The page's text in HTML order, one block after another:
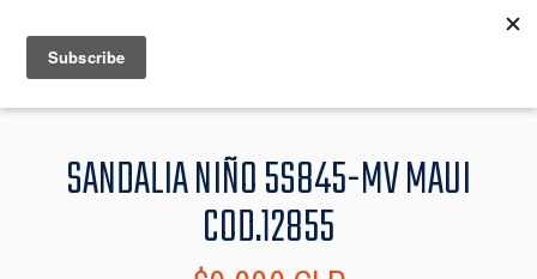
MENU
SANDALIA NIÑO 5S845-MV MAUI
COD.12855